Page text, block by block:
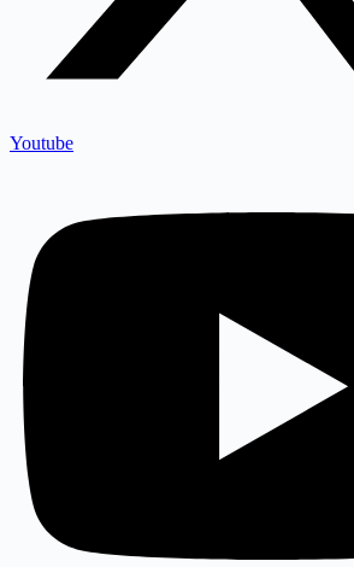
Youtube